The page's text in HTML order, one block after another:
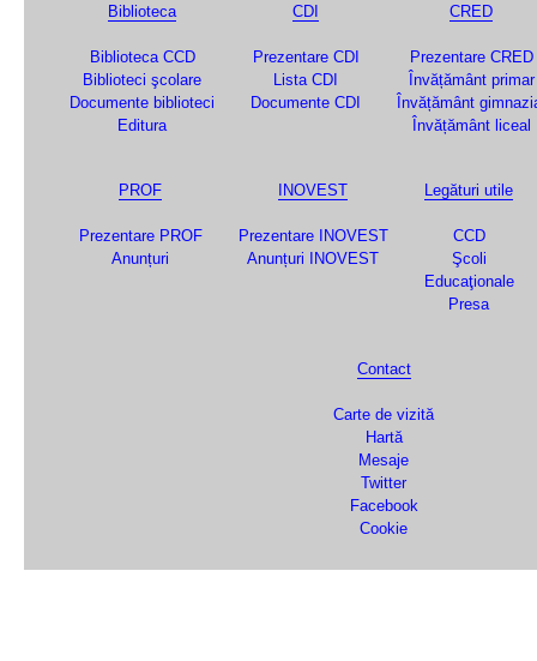
Biblioteca
Biblioteca CCD
Biblioteci şcolare
Documente biblioteci
Editura
CDI
Prezentare CDI
Lista CDI
Documente CDI
CRED
Prezentare CRED
Învățământ primar
Învățământ
Învățământ liceal
PROF
Prezentare PROF
Anunțuri
INOVEST
Prezentare INOVEST
Anunțuri INOVEST
Legături utile
CCD
Şcoli
Educaţionale
Presa
Contact
Carte de vizită
Hartă
Mesaje
Twitter
Facebook
Cookie